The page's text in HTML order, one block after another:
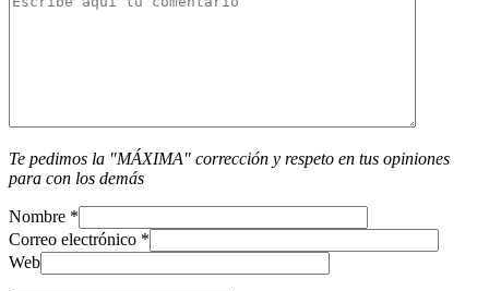
Te pedimos la "MÁXIMA" corrección y respeto en tus opiniones
para con los demás
Nombre *
Correo electrónico *
Web